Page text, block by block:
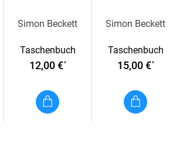
Simon Beckett
Taschenbuch
12,00 €*
Simon Beckett
Taschenbuch
15,00 €*